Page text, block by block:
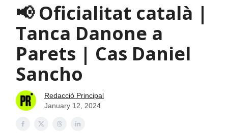
📢 Oficialitat català |
Tanca Danone a
Parets | Cas Daniel
Sancho
Redacció Principal
January 12, 2024